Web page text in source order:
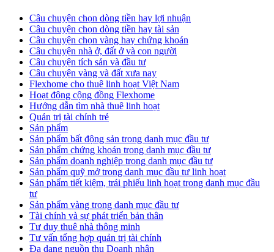
Câu chuyện chọn dòng tiền hay lợi nhuận
Câu chuyện chọn dòng tiền hay tài sản
Câu chuyện chọn vàng hay chứng khoán
Câu chuyện nhà ở, đất ở và con người
Câu chuyện tích sản và đầu tư
Câu chuyện vàng và đất xưa nay
Flexhome cho thuê linh hoạt Việt Nam
Hoạt động cộng đồng Flexhome
Hướng dẫn tìm nhà thuê linh hoạt
Quản trị tài chính trẻ
Sản phẩm
Sản phẩm bất động sản trong danh mục đầu tư
Sản phẩm chứng khoán trong danh mục đầu tư
Sản phẩm doanh nghiệp trong danh mục đầu tư
Sản phẩm quỹ mở trong danh mục đầu tư linh hoạt
Sản phẩm tiết kiệm, trái phiếu linh hoạt trong danh mục đầu
tư
Sản phẩm vàng trong danh mục đầu tư
Tài chính và sự phát triển bản thân
Tư duy thuê nhà thông minh
Tư vấn tổng hợp quản trị tài chính
Đa dạng nguồn thu Doanh nhân